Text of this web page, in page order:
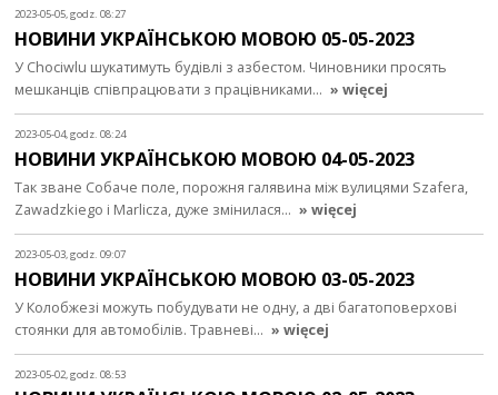
2023-05-05, godz. 08:27
НОВИНИ УКРАЇНСЬКОЮ МОВОЮ 05-05-2023
У Chociwlu шукатимуть будівлі з азбестом. Чиновники просять
мешканців співпрацювати з працівниками… » więcej
2023-05-04, godz. 08:24
НОВИНИ УКРАЇНСЬКОЮ МОВОЮ 04-05-2023
Так зване Собаче поле, порожня галявина між вулицями Szafera,
Zawadzkiego i Marlicza, дуже змінилася… » więcej
2023-05-03, godz. 09:07
НОВИНИ УКРАЇНСЬКОЮ МОВОЮ 03-05-2023
У Колобжезі можуть побудувати не одну, а дві багатоповерхові
стоянки для автомобілів. Травневі… » więcej
2023-05-02, godz. 08:53